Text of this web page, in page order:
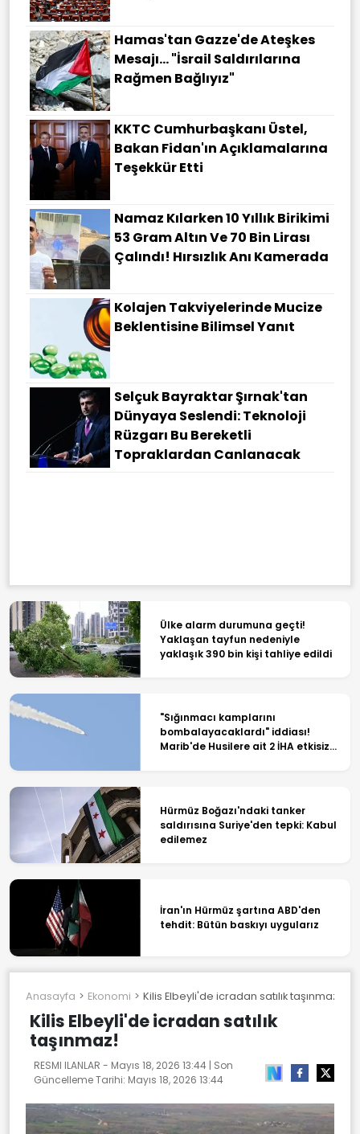
Hamas'tan Gazze'de Ateşkes
Mesajı... "İsrail Saldırılarına
Rağmen Bağlıyız"
KKTC Cumhurbaşkanı Üstel,
Bakan Fidan'ın Açıklamalarına
Teşekkür Etti
Namaz Kılarken 10 Yıllık Birikimi
53 Gram Altın Ve 70 Bin Lirası
Çalındı! Hırsızlık Anı Kamerada
Kolajen Takviyelerinde Mucize
Beklentisine Bilimsel Yanıt
Selçuk Bayraktar Şırnak'tan
Dünyaya Seslendi: Teknoloji
Rüzgarı Bu Bereketli
Topraklardan Canlanacak
Ülke alarm durumuna geçti!
Yaklaşan tayfun nedeniyle
yaklaşık 390 bin kişi tahliye edildi
"Sığınmacı kamplarını
bombalayacaklardı" iddiası!
Marib'de Husilere ait 2 İHA etkisiz
Hürmüz Boğazı'ndaki tanker
saldırısına Suriye'den tepki: Kabul
edilemez
İran'ın Hürmüz şartına ABD'den
tehdit: Bütün baskıyı uygularız
Anasayfa Ekonomi Kilis Elbeyli'de icradan satılık taşınmaz!
Kilis Elbeyli'de icradan satılık
taşınmaz!
RESMI ILANLAR - Mayıs 18, 2026 13:44 | Son
Güncelleme Tarihi: Mayıs 18, 2026 13:44